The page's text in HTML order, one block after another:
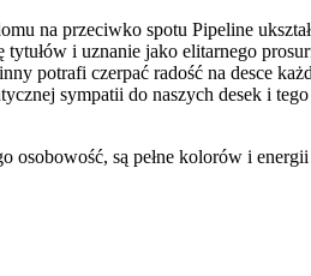
na przeciwko spotu Pipeline
i uznanie jako elitarnego
potrafi czerpać radość na desce
sympatii do naszych desek i tego
osobowość, są pełne kolorów i